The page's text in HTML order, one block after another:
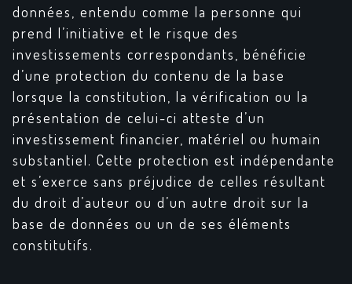
données, entendu comme la personne qui
prend l’initiative et le risque des
investissements correspondants, bénéficie
d’une protection du contenu de la base
lorsque la constitution, la vérification ou la
présentation de celui-ci atteste d’un
investissement financier, matériel ou humain
substantiel. Cette protection est indépendante
et s’exerce sans préjudice de celles résultant
du droit d’auteur ou d’un autre droit sur la
base de données ou un de ses éléments
constitutifs.